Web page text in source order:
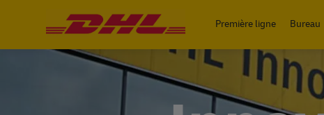
Première ligne
Bureau